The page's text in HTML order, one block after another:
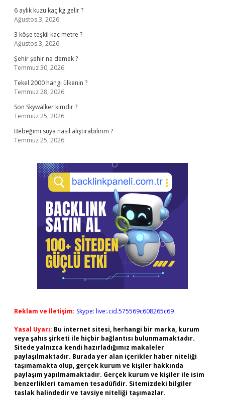
6 aylık kuzu kaç kg gelir ?
Ağustos 3, 2026
3 köşe teşkil kaç metre ?
Ağustos 3, 2026
Şehir şehir ne demek ?
Temmuz 30, 2026
Tekel 2000 hangi ülkenin ?
Temmuz 28, 2026
Son Skywalker kimdir ?
Temmuz 25, 2026
Bebeğimi suya nasıl alıştırabilirim ?
Temmuz 25, 2026
Reklam ve İletişim: Skype: live:.cid.575569c608265c69
Yasal Uyarı: Bu internet sitesi, herhangi bir marka, kurum
veya şahıs şirketi ile hiçbir bağlantısı bulunmamaktadır.
Sitede yalnızca kendi hazırladığımız makaleler
paylaşılmaktadır. Burada yer alan içerikler haber niteliği
taşımamakta olup, gerçek kurum ve kişiler hakkında
paylaşım yapılmamaktadır. Gerçek kurum ve kişiler ile isim
benzerlikleri tamamen tesadüfidir. Sitemizdeki bilgiler
taslak halindedir ve tavsiye niteliği taşımazlar.